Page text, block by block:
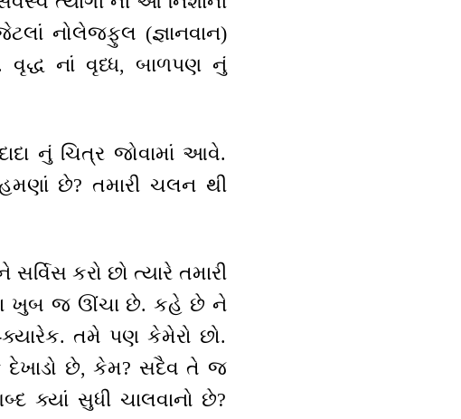
નોલેજફુલ (જ્ઞાનવાન)
નાં વૃધ્ધ, બાળપણ નું
નું ચિત્ર જોવામાં આવે.
છે? તમારી ચલન થી
કરો છો ત્યારે તમારી
ખુબ જ ઊંચા છે. કહે છે ને
ક્યારેક. તમે પણ કેમેરો છો.
દેખાડો છે, કેમ? સદૈવ તે જ
ક્યાં સુધી ચાલવાનો છે?